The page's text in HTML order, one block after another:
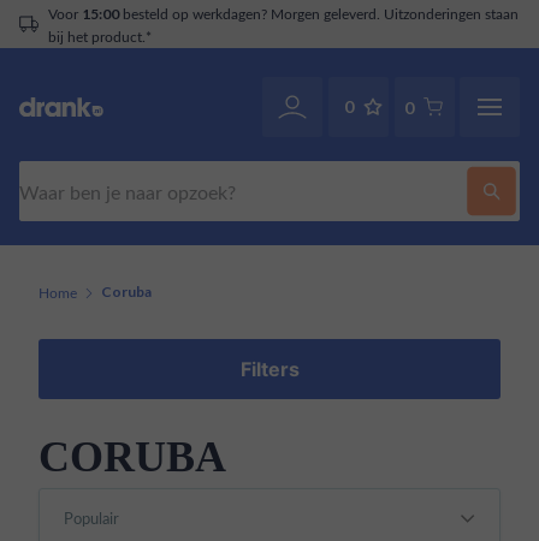
Voor 15:00besteld op werkdagen? Morgen geleverd. Uitzonderingen staan
bij het product.*
0 0
Home Coruba
Filters
CORUBA